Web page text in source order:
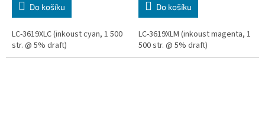
Do košíku
LC-3619XLC (inkoust cyan, 1 500
str. @ 5% draft)
Do košíku
LC-3619XLM (inkoust magenta, 1
500 str. @ 5% draft)